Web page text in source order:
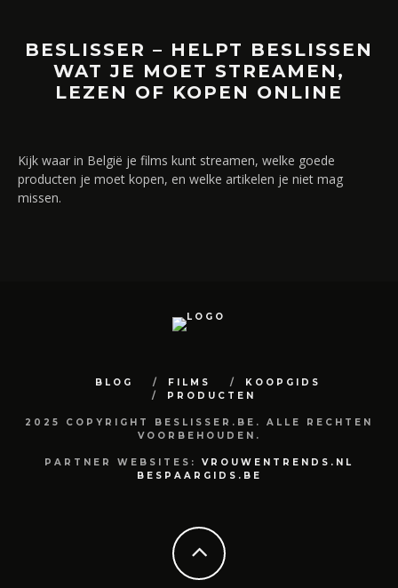
BESLISSER – HELPT BESLISSEN
WAT JE MOET STREAMEN,
LEZEN OF KOPEN ONLINE
Kijk waar in België je films kunt streamen, welke goede
producten je moet kopen, en welke artikelen je niet mag
missen.
BLOG FILMS
KOOPGIDS
PRODUCTEN
2025 COPYRIGHT BESLISSER.BE. ALLE RECHTEN
VOORBEHOUDEN.
PARTNER WEBSITES: VROUWENTRENDS.NL
BESPAARGIDS.BE